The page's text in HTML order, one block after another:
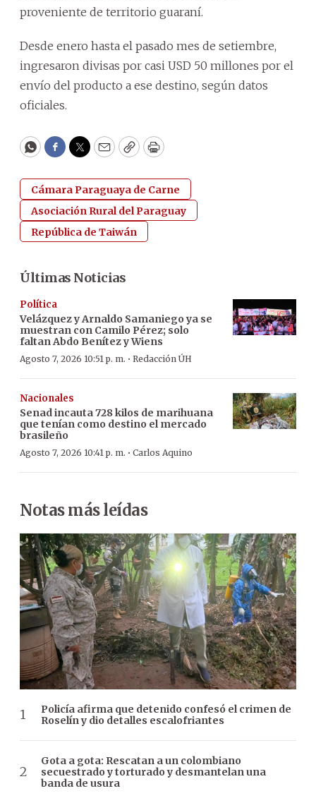
proveniente de territorio guaraní.
Desde enero hasta el pasado mes de setiembre,
ingresaron divisas por casi USD 50 millones por el
envío del producto a ese destino, según datos
oficiales.
WhatsApp
Facebook
Twitter
EmailCopyPrint
Cámara Paraguaya de Carne
Asociación Rural del Paraguay
República de Taiwán
Últimas Noticias
Política
Velázquez y Arnaldo Samaniego ya se
muestran con Camilo Pérez; solo
faltan Abdo Benítez y Wiens
Agosto 7, 2026 10:51 p. m. · Redacción ÚH
Nacionales
Senad incauta 728 kilos de marihuana
que tenían como destino el mercado
brasileño
Agosto 7, 2026 10:41 p. m. · Carlos Aquino
Notas más leídas
Policía afirma que detenido confesó el crimen de
Roselín y dio detalles escalofriantes
Gota a gota: Rescatan a un colombiano
secuestrado y torturado y desmantelan una
banda de usura